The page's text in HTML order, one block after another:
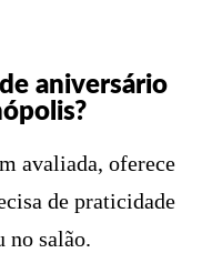
aniversário
avaliada, oferece
de praticidade
no salão.